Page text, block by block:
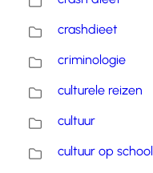
crashdieet
criminologie
culturele reizen
cultuur
cultuur op school